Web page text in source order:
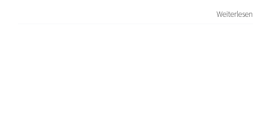
Weiterlesen